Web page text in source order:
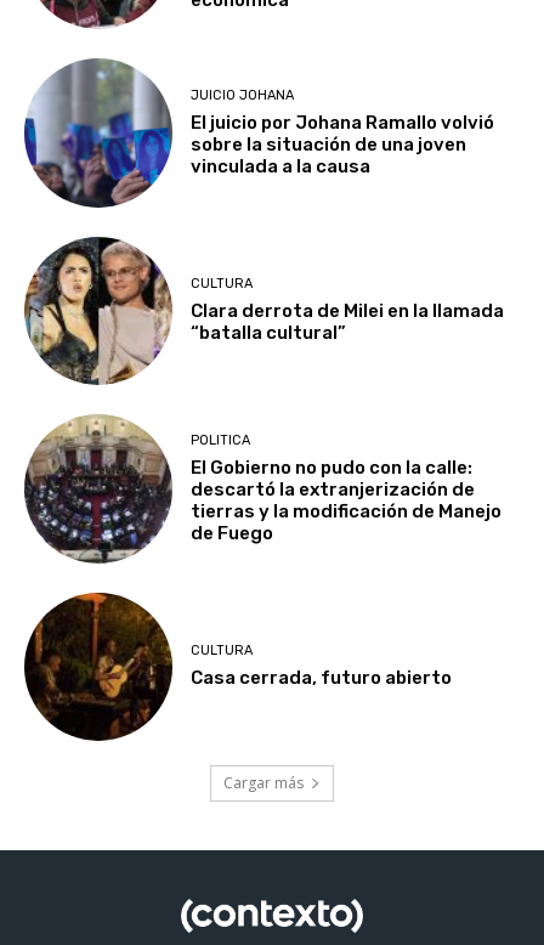
JUICIO JOHANA
El juicio por Johana Ramallo volvió
sobre la situación de una joven
vinculada a la causa
CULTURA
Clara derrota de Milei en la llamada
“batalla cultural”
POLITICA
El Gobierno no pudo con la calle:
descartó la extranjerización de
tierras y la modificación de Manejo
de Fuego
CULTURA
Casa cerrada, futuro abierto
Cargar más